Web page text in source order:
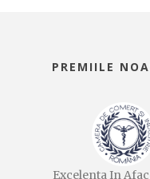
PREMIILE
Excelenta In